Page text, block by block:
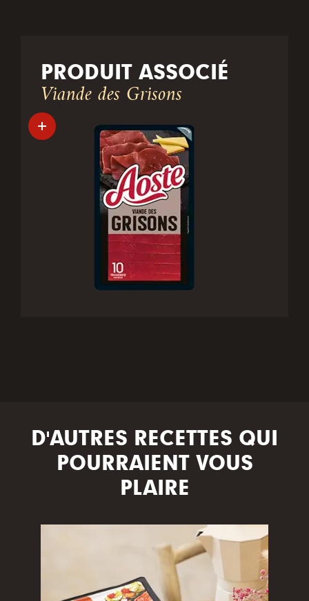
PRODUIT ASSOCIÉ
Viande des Grisons
D'AUTRES RECETTES QUI
POURRAIENT VOUS
PLAIRE